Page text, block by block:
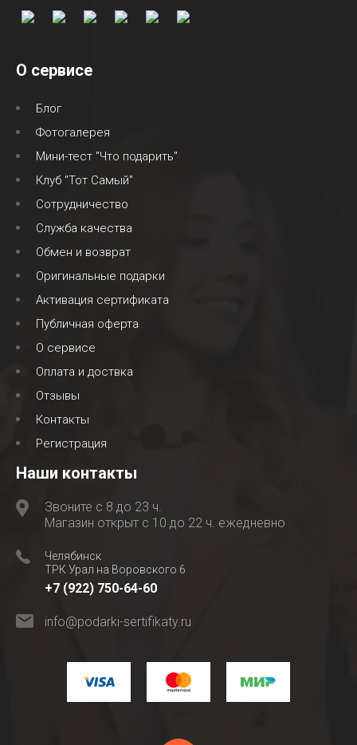
О сервисе
Блог
Фотогалерея
Мини-тест "Что подарить"
Клуб "Тот Самый"
Сотрудничество
Служба качества
Обмен и возврат
Оригинальные подарки
Активация сертификата
Публичная оферта
О сервисе
Оплата и доствка
Отзывы
Контакты
Регистрация
Наши контакты
Звоните с 8 до 23 ч.
Магазин открыт с 10 до 22 ч. ежедневно
Челябинск
ТРК Урал на Воровского 6
+7 (922) 750-64-60
info@podarki-sertifikaty.ru